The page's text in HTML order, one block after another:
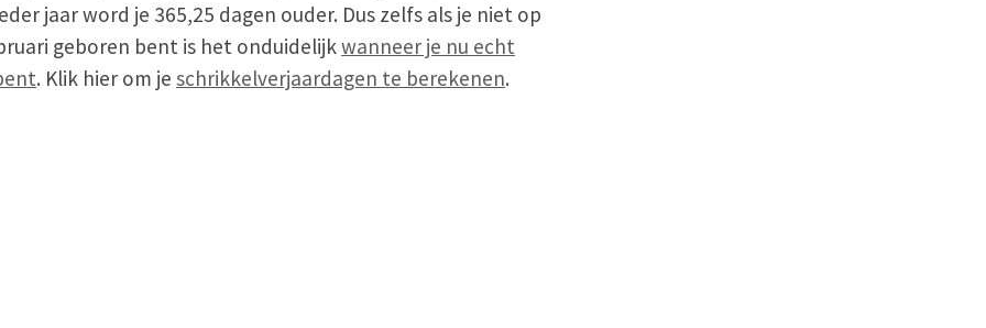
Ieder jaar word je 365,25 dagen ouder. Dus zelfs als je niet op
geboren bent is het onduidelijkwanneer je nu echt
. Klik hier om je schrikkelverjaardagen te berekenen.